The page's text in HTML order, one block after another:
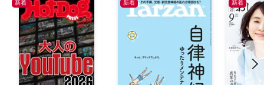
究極の我儘をかなえる！ GOETHE STORE
GOETHE EYE 日本文化を体現するエンタテインメントIP
連載 和田秀樹「医者ではなく、大先輩に聞け」
連載 ホラン千秋／「ベントレーホーム 東京ショールーム」
連載 GOETHE ENTERTAINMENT 俳優 光石 研
新着 新着 新着